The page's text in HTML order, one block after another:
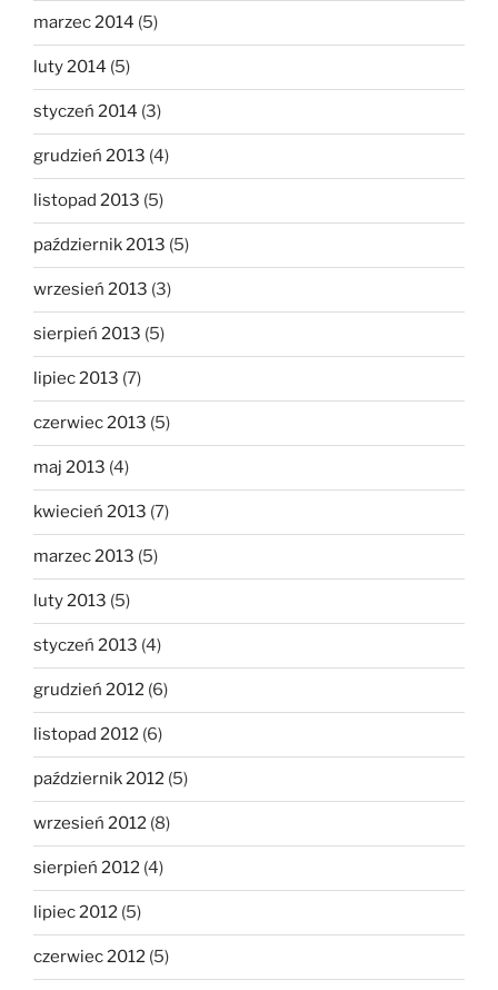
marzec 2014 (5)
luty 2014 (5)
styczeń 2014 (3)
grudzień 2013 (4)
listopad 2013 (5)
październik 2013 (5)
wrzesień 2013 (3)
sierpień 2013 (5)
lipiec 2013 (7)
czerwiec 2013 (5)
maj 2013 (4)
kwiecień 2013 (7)
marzec 2013 (5)
luty 2013 (5)
styczeń 2013 (4)
grudzień 2012 (6)
listopad 2012 (6)
październik 2012 (5)
wrzesień 2012 (8)
sierpień 2012 (4)
lipiec 2012 (5)
czerwiec 2012 (5)